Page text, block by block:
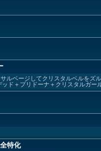
ルベージしてクリスタルベルをズ
ド＋プリドーナ＋クリスタルガール
特化